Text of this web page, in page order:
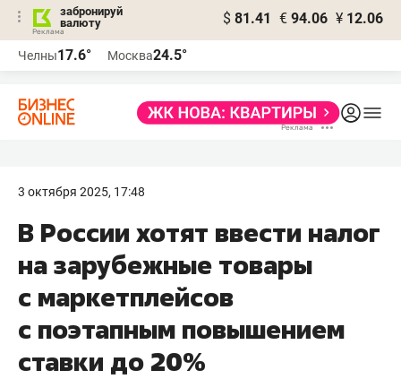
забронируй
валюту
$ 81.41 € 94.06 ¥ 12.06
Челны17.6° Москва24.5°
3 октября 2025, 17:48
В России хотят ввести налог
на зарубежные товары
с маркетплейсов
с поэтапным повышением
ставки до 20%